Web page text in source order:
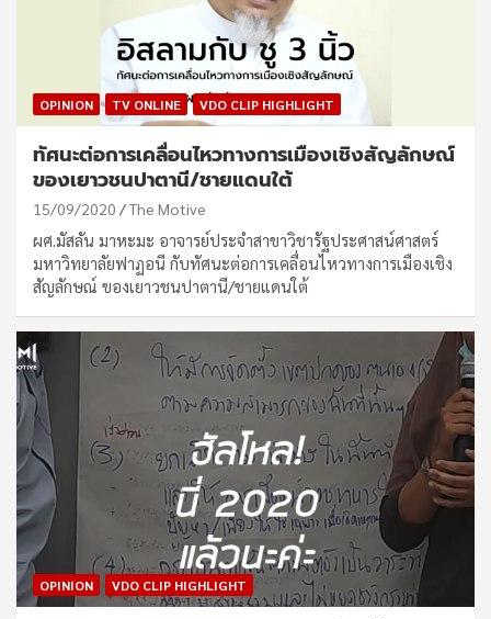
OPINION TV ONLINE VDO CLIP HIGHLIGHT
ทัศนะต่อการเคลื่อนไหวทางการเมืองเชิงสัญลักษณ์
ของเยาวชนปาตานี/ชายแดนใต้
15/09/2020 The Motive
ผศ.มัสลัน มาหะมะ อาจารย์ประจำสาขาวิชารัฐประศาสน์ศาสตร์
มหาวิทยาลัยฟาฏอนี กับทัศนะต่อการเคลื่อนไหวทางการเมืองเชิง
สัญลักษณ์ ของเยาวชนปาตานี/ชายแดนใต้
OPINION VDO CLIP HIGHLIGHT